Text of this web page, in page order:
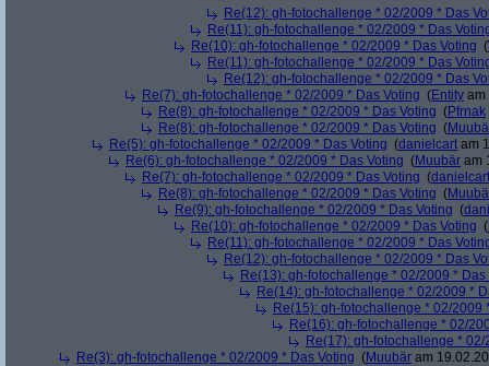
Re(12): gh-fotochallenge * 02/2009 * Das
Re(11): gh-fotochallenge * 02/2009 * Das
Re(10): gh-fotochallenge * 02/2009 * Das Voting (
Re(11): gh-fotochallenge * 02/2009 * Das
Re(12): gh-fotochallenge * 02/2009 * Das
Re(7): gh-fotochallenge * 02/2009 * Das Voting (Entity am
Re(8): gh-fotochallenge * 02/2009 * Das Voting (Pfrnak
Re(8): gh-fotochallenge * 02/2009 * Das Voting (
Re(5): gh-fotochallenge * 02/2009 * Das Voting (danielcart am
Re(6): gh-fotochallenge * 02/2009 * Das Voting (Muubär am
Re(7): gh-fotochallenge * 02/2009 * Das Voting (danielcart
Re(8): gh-fotochallenge * 02/2009 * Das Voting (
Re(9): gh-fotochallenge * 02/2009 * Das Voting (
Re(10): gh-fotochallenge * 02/2009 * Das Voting (
Re(11): gh-fotochallenge * 02/2009 * Das
Re(12): gh-fotochallenge * 02/2009 * Das
Re(13): gh-fotochallenge * 02/2009 * Das
Re(14): gh-fotochallenge * 02/2009 *
Re(15): gh-fotochallenge * 02/2009
Re(16): gh-fotochallenge * 02/
Re(17): gh-fotochallenge *
Re(3): gh-fotochallenge * 02/2009 * Das Voting (Muubär am